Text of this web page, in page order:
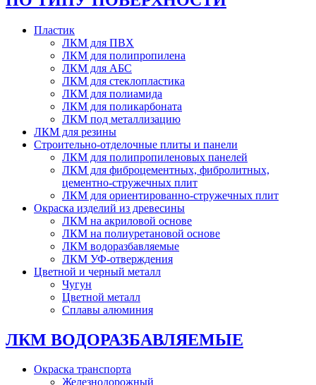
Пластик
ЛКМ для ПВХ
ЛКМ для полипропилена
ЛКМ для АБС
ЛКМ для стеклопластика
ЛКМ для полиамида
ЛКМ для поликарбоната
ЛКМ под металлизацию
ЛКМ для резины
Строительно-отделочные плиты и панели
ЛКМ для полипропиленовых панелей
ЛКМ для фиброцементных, фибролитных,
цементно-стружечных плит
ЛКМ для ориентированно-стружечных плит
Окраска изделий из древесины
ЛКМ на акриловой основе
ЛКМ на полиуретановой основе
ЛКМ водоразбавляемые
ЛКМ УФ-отверждения
Цветной и черный металл
Чугун
Цветной металл
Сплавы алюминия
ЛКМ ВОДОРАЗБАВЛЯЕМЫЕ
Окраска транспорта
Железнодорожный